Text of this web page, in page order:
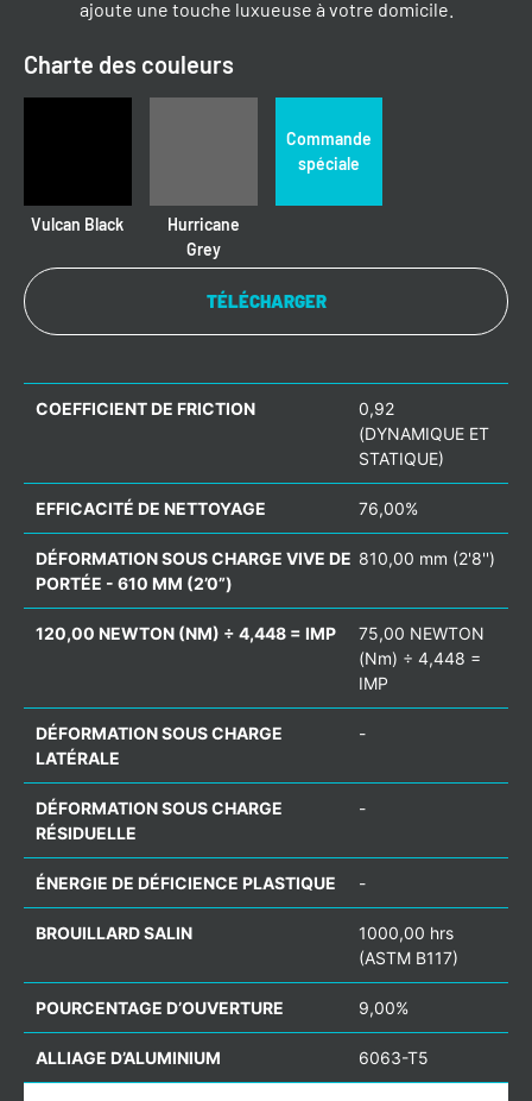
ajoute une touche luxueuse à votre domicile.
Charte des couleurs
Vulcan Black
Hurricane
Grey
Commande
spéciale
TÉLÉCHARGER
COEFFICIENT DE FRICTION
0,92
(DYNAMIQUE ET
STATIQUE)
EFFICACITÉ DE NETTOYAGE 76,00%
DÉFORMATION SOUS CHARGE VIVE DE
PORTÉE - 610 MM (2’0”)
810,00 mm (2'8'')
120,00 NEWTON (NM) ÷ 4,448 = IMP
75,00 NEWTON
(Nm) ÷ 4,448 =
IMP
DÉFORMATION SOUS CHARGE
LATÉRALE
-
DÉFORMATION SOUS CHARGE
RÉSIDUELLE
-
ÉNERGIE DE DÉFICIENCE PLASTIQUE -
BROUILLARD SALIN
1000,00 hrs
(ASTM B117)
POURCENTAGE D’OUVERTURE 9,00%
ALLIAGE D’ALUMINIUM 6063-T5